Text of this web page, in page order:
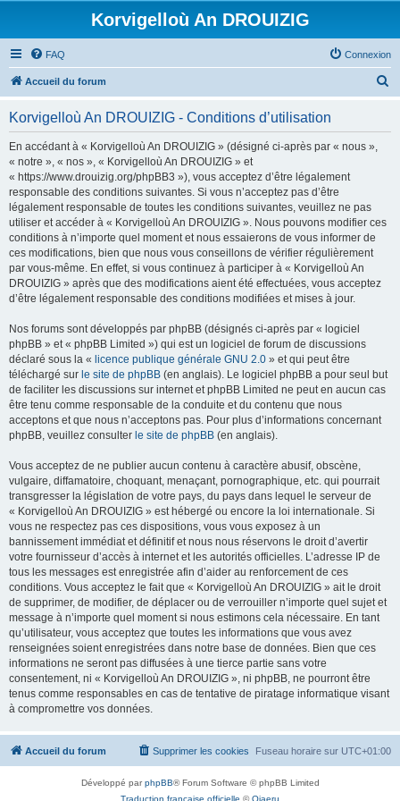
Korvigelloù An DROUIZIG
FAQ Connexion
Accueil du forum
Korvigelloù An DROUIZIG - Conditions d’utilisation
En accédant à « Korvigelloù An DROUIZIG » (désigné ci-après par « nous »,
« notre », « nos », « Korvigelloù An DROUIZIG » et
« https://www.drouizig.org/phpBB3 »), vous acceptez d’être légalement
responsable des conditions suivantes. Si vous n’acceptez pas d’être
légalement responsable de toutes les conditions suivantes, veuillez ne pas
utiliser et accéder à « Korvigelloù An DROUIZIG ». Nous pouvons modifier ces
conditions à n’importe quel moment et nous essaierons de vous informer de
ces modifications, bien que nous vous conseillons de vérifier régulièrement
par vous-même. En effet, si vous continuez à participer à « Korvigelloù An
DROUIZIG » après que des modifications aient été effectuées, vous acceptez
d’être légalement responsable des conditions modifiées et mises à jour.
Nos forums sont développés par phpBB (désignés ci-après par « logiciel
phpBB » et « phpBB Limited ») qui est un logiciel de forum de discussions
déclaré sous la « licence publique générale GNU 2.0 » et qui peut être
téléchargé sur le site de phpBB (en anglais). Le logiciel phpBB a pour seul but
de faciliter les discussions sur internet et phpBB Limited ne peut en aucun cas
être tenu comme responsable de la conduite et du contenu que nous
acceptons et que nous n’acceptons pas. Pour plus d’informations concernant
phpBB, veuillez consulter le site de phpBB (en anglais).
Vous acceptez de ne publier aucun contenu à caractère abusif, obscène,
vulgaire, diffamatoire, choquant, menaçant, pornographique, etc. qui pourrait
transgresser la législation de votre pays, du pays dans lequel le serveur de
« Korvigelloù An DROUIZIG » est hébergé ou encore la loi internationale. Si
vous ne respectez pas ces dispositions, vous vous exposez à un
bannissement immédiat et définitif et nous nous réservons le droit d’avertir
votre fournisseur d’accès à internet et les autorités officielles. L’adresse IP de
tous les messages est enregistrée afin d’aider au renforcement de ces
conditions. Vous acceptez le fait que « Korvigelloù An DROUIZIG » ait le droit
de supprimer, de modifier, de déplacer ou de verrouiller n’importe quel sujet et
message à n’importe quel moment si nous estimons cela nécessaire. En tant
qu’utilisateur, vous acceptez que toutes les informations que vous avez
renseignées soient enregistrées dans notre base de données. Bien que ces
informations ne seront pas diffusées à une tierce partie sans votre
consentement, ni « Korvigelloù An DROUIZIG », ni phpBB, ne pourront être
tenus comme responsables en cas de tentative de piratage informatique visant
à compromettre vos données.
Accueil du forum Fuseau horaire sur UTC+01:00
Supprimer les cookies
Développé parphpBB® Forum Software © phpBB Limited
Traduction française officielle ©Qiaeru